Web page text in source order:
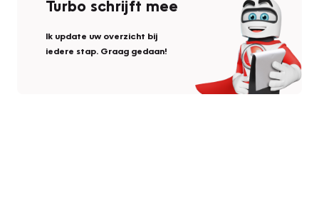
Turbo schrijft mee
Ik update uw overzicht bij
iedere stap. Graag gedaan!